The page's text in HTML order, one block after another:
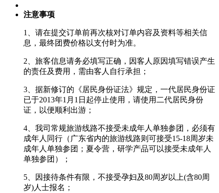
注意事项
1、请在提交订单前再次核对订单内容及资料等相关信
息，最终团费价格以支付时为准。
2、旅客信息请务必填写正确，因客人原因填写错误产生
的责任及费用，需由客人自行承担；
3、据新修订的《居民身份证法》规定，一代居民身份证
已于2013年1月1日起停止使用，请使用二代居民身份
证，以便顺利出游；
4、我司常规旅游线路不接受未成年人单独参团，必须有
成年人同行（广东省内的旅游线路则可接受15-18周岁未
成年人单独参团；夏令营，研学产品可以接受未成年人
单独参团）；
5、因接待条件有限，不接受孕妇及80周岁以上(含80周
岁)人士报名；